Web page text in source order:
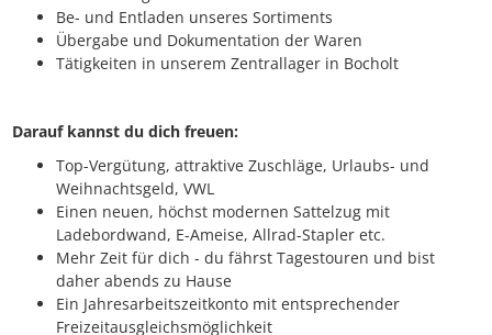
Be- und Entladen unseres Sortiments
Übergabe und Dokumentation der Waren
Tätigkeiten in unserem Zentrallager in Bocholt
Darauf kannst du dich freuen:
Top-Vergütung, attraktive Zuschläge, Urlaubs- und
Weihnachtsgeld, VWL
Einen neuen, höchst modernen Sattelzug mit
Ladebordwand, E-Ameise, Allrad-Stapler etc.
Mehr Zeit für dich - du fährst Tagestouren und bist
daher abends zu Hause
Ein Jahresarbeitszeitkonto mit entsprechender
Freizeitausgleichsmöglichkeit